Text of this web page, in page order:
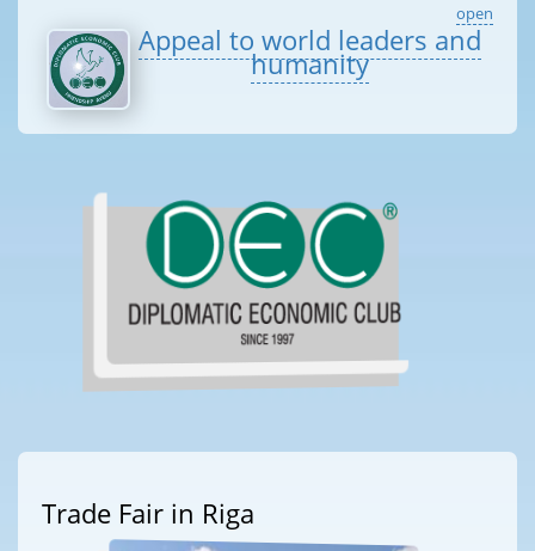
open
Appeal to world leaders and
humanity
Trade Fair in Riga